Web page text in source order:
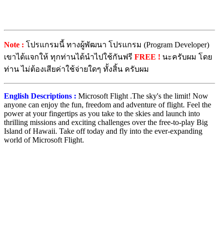
Note : โปรแกรมนี้ ทางผู้พัฒนา โปรแกรม (Program Developer)
เขาได้แจกให้ ทุกท่านได้นำไปใช้กันฟรี FREE ! นะครับผม โดย
ท่าน ไม่ต้องเสียค่าใช้จ่ายใดๆ ทั้งสิ้น ครับผม
English Descriptions : Microsoft Flight .The sky's the limit! Now
anyone can enjoy the fun, freedom and adventure of flight. Feel the
power at your fingertips as you take to the skies and launch into
thrilling missions and exciting challenges over the free-to-play Big
Island of Hawaii. Take off today and fly into the ever-expanding
world of Microsoft Flight.